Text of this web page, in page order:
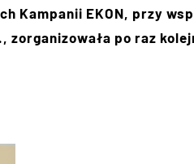
Kampanii EKON, przy
zorganizowała po raz